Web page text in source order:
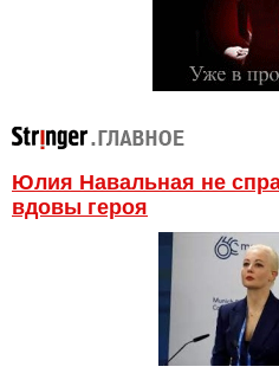
Юлия Навальная не
вдовы героя